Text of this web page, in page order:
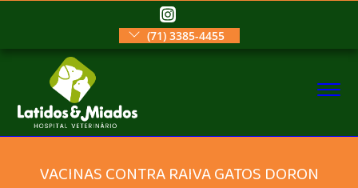
(71) 3385-4455
VACINAS CONTRA RAIVA GATOS DORON